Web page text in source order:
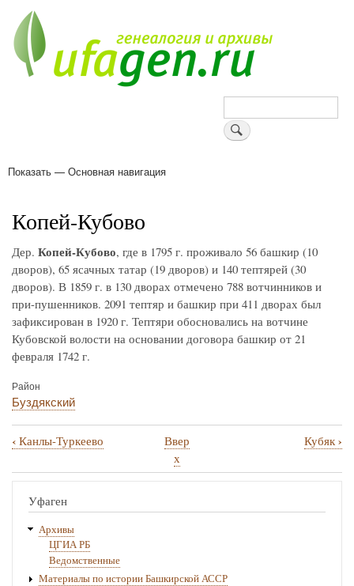
основному
содержанию
Поиск
Основная
Показать — Основная навигация
Копей-Кубово
Дер. Копей-Кубово, где в 1795 г. проживало 56 башкир (10
дворов), 65 ясачных татар (19 дворов) и 140 тептярей (30
дворов). В 1859 г. в 130 дворах отмечено 788 вотчинников и
при-пушенников. 2091 тептяр и башкир при 411 дворах был
зафиксирован в 1920 г. Тептяри обосновались на вотчине
Кубовской волости на основании договора башкир от 21
февраля 1742 г.
Район
Буздякский
Перекрёстные
ссылки
книги
для
Копей-
Кубово
‹ Канлы-Туркеево
Ввер
х
Кубяк ›
Уфаген
Архивы
ЦГИА РБ
Ведомственные
Материалы по истории Башкирской АССР